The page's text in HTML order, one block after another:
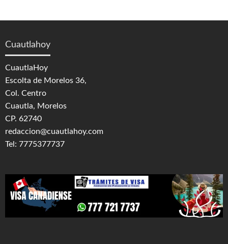
Cuautlahoy
CuautlaHoy
Escolta de Morelos 36,
Col. Centro
Cuautla, Morelos
CP. 62740
redaccion@cuautlahoy.com
Tel: 7775377737